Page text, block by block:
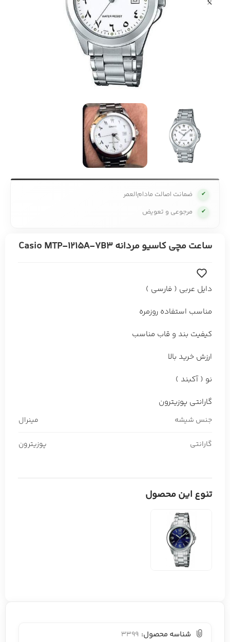
✔ ضمانت اصالت مادام‌العمر
✔ مرجوعی و تعویض
ساعت مچی کاسیو مردانه Casio MTP-1215A-7B3
دایل عربی ( فارسی )
مناسب استفاده روزمره
کیفیت بند و قاب مناسب
ارزش خرید بالا
نو ( آکبند )
گارانتی پوزیترون
جنس شیشه مینرال
گارانتی پوزیترون
تنوع این محصول
شناسه محصول: 3399